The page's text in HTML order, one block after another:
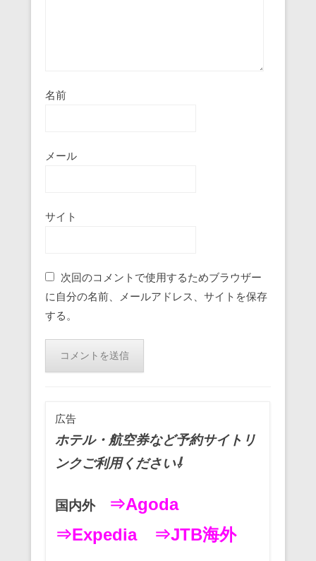
名前
メール
サイト
次回のコメントで使用するためブラウザー
に自分の名前、メールアドレス、サイトを保存
する。
広告
ホテル・航空券など予約サイトリ
ンクご利用ください⇩
国内外
⇒Agoda
⇒Expedia
⇒JTB海外